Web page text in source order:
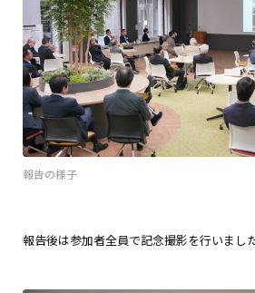
報告の様子
報告後は参加者全員で記念撮影を行いました